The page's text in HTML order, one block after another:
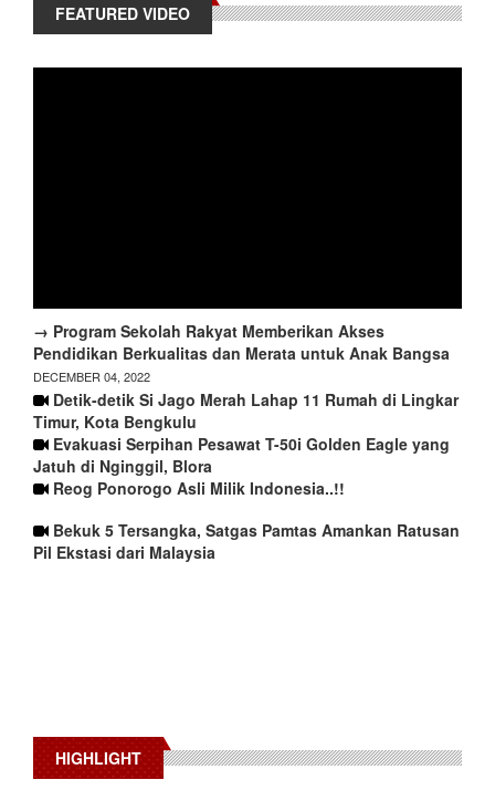
FEATURED VIDEO
→ Program Sekolah Rakyat Memberikan Akses
Pendidikan Berkualitas dan Merata untuk Anak Bangsa
DECEMBER 04, 2022
Detik-detik Si Jago Merah Lahap 11 Rumah di Lingkar
Timur, Kota Bengkulu
Evakuasi Serpihan Pesawat T-50i Golden Eagle yang
Jatuh di Nginggil, Blora
Reog Ponorogo Asli Milik Indonesia..!!
Bekuk 5 Tersangka, Satgas Pamtas Amankan Ratusan
Pil Ekstasi dari Malaysia
HIGHLIGHT